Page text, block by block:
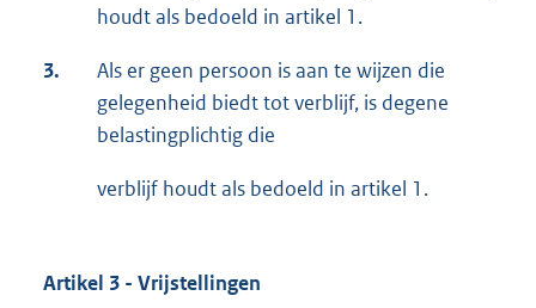
houdt als bedoeld in artikel 1.
3.
Als er geen persoon is aan te wijzen die
gelegenheid biedt tot verblijf, is degene
belastingplichtig die
verblijf houdt als bedoeld in artikel 1.
Artikel 3 - Vrijstellingen